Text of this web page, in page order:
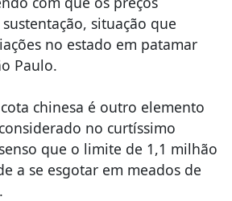
situação que
no estado em patamar
Paulo.
chinesa é outro elemento
no curtíssimo
que o limite de 1,1 milhão
a se esgotar em meados de